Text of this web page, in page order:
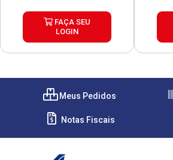
FAÇA SEU
LOGIN
Meus Pedidos
Notas Fiscais